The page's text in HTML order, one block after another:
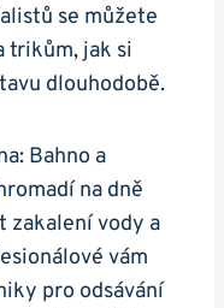
se můžete
trikům, jak si
dlouhodobě.
Bahno a
na dně
‌zakalení vody a⁢
vám
pro ​odsávání